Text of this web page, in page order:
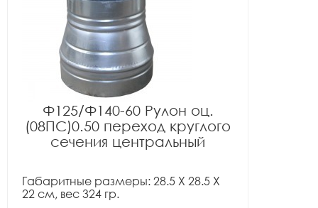
Ф125/Ф140-60 Рулон оц.
(08ПС)0.50 переход круглого
сечения центральный
Габаритные размеры: 28.5 X 28.5 X
22 см, вес 324 гр.